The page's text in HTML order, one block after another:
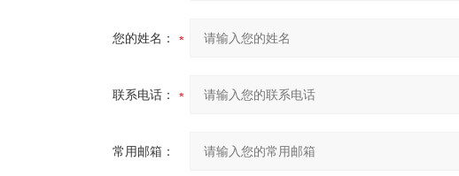
您的姓名：
联系电话：
常用邮箱：